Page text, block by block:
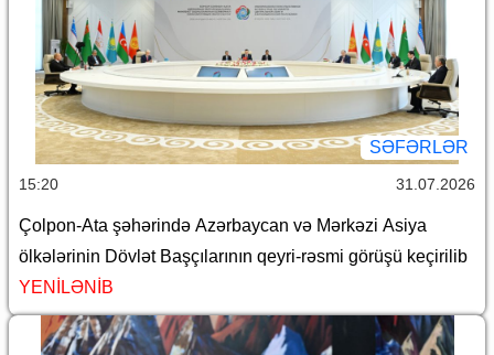
SƏFƏRLƏR
15:20 31.07.2026
Çolpon-Ata şəhərində Azərbaycan və Mərkəzi Asiya
ölkələrinin Dövlət Başçılarının qeyri-rəsmi görüşü keçirilib
YENİLƏNİB